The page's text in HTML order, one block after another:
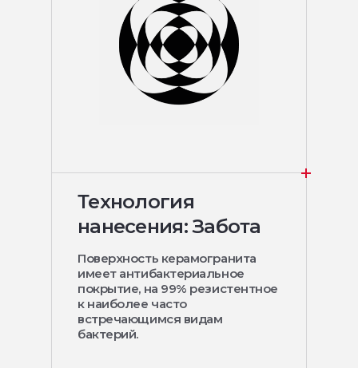
Технология
нанесения: Забота
Поверхность керамогранита
имеет антибактериальное
покрытие, на 99% резистентное
к наиболее часто
встречающимся видам
бактерий.